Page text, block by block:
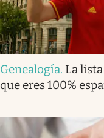
Genealogía. La
que eres 100%